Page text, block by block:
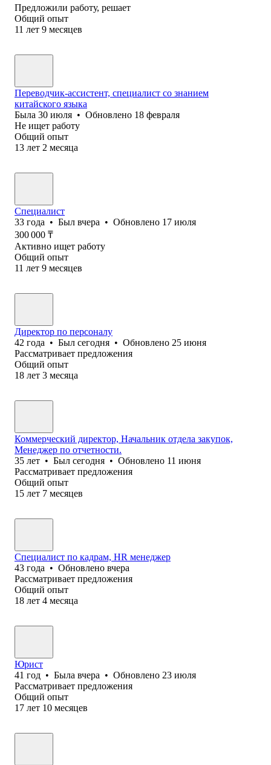
Предложили работу, решает
Общий опыт
11 лет 9 месяцев
Переводчик-ассистент, специалист со знанием
китайского языка
Была 30 июля • Обновлено 18 февраля
Не ищет работу
Общий опыт
13 лет 2 месяца
Специалист
33 года • Был вчера • Обновлено 17 июля
300 000 ₸
Активно ищет работу
Общий опыт
11 лет 9 месяцев
Директор по персоналу
42 года • Был сегодня • Обновлено 25 июня
Рассматривает предложения
Общий опыт
18 лет 3 месяца
Коммерческий директор, Начальник отдела закупок,
Менеджер по отчетности.
35 лет • Был сегодня • Обновлено 11 июня
Рассматривает предложения
Общий опыт
15 лет 7 месяцев
Специалист по кадрам, HR менеджер
43 года • Обновлено вчера
Рассматривает предложения
Общий опыт
18 лет 4 месяца
Юрист
41 год • Была вчера • Обновлено 23 июля
Рассматривает предложения
Общий опыт
17 лет 10 месяцев